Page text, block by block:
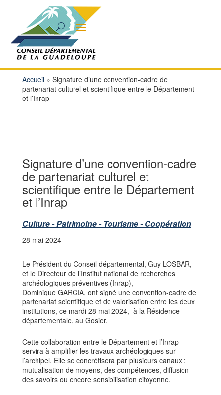
Accueil» Signature d’une convention-cadre de
partenariat culturel et scientifique entre le Département
et l’Inrap
Signature d’une convention-cadre
de partenariat culturel et
scientifique entre le Département
et l’Inrap
Culture - Patrimoine - Tourisme - Coopération
28 mai 2024
Le Président du Conseil départemental, Guy LOSBAR,
et le Directeur de l’Institut national de recherches
archéologiques préventives (Inrap),
Dominique GARCIA, ont signé une convention-cadre de
partenariat scientifique et de valorisation entre les deux
institutions, ce mardi 28 mai 2024, à la Résidence
départementale, au Gosier.
Cette collaboration entre le Département et l’Inrap
servira à amplifier les travaux archéologiques sur
l’archipel. Elle se concrétisera par plusieurs canaux :
mutualisation de moyens, des compétences, diffusion
des savoirs ou encore sensibilisation citoyenne.